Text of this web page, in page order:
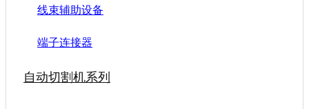
线束辅助设备
端子连接器
自动切割机系列